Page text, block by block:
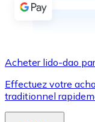
Virement SEPA
Utilisez les
Acheter avec
Acheter lido-dao
Effectuez votre
traditionnel